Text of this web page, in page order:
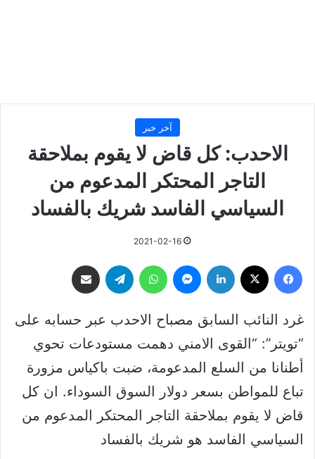
آخر خبر
الاحدب: كل قاض لا يقوم بملاحقة
التاجر المحتكر المدعوم من
السياسي الفاسد شريك بالفساد
2021-02-16
فيسبوك لينكدإن ماسنجر واتساب تيلقرام
غرد النائب السابق مصباح الاحدب عبر حسابه على
“تويتر”: “‏القوى الامني دهمت مستودعات تحوي
أطنانا من السلع المدعومة، ضبت باكياس مزورة
تباع للمواطن بسعر دولار السوق السوداء. ان كل
قاض لا يقوم بملاحقة التاجر المحتكر المدعوم من
السياسي الفاسد هو شريك بالفساد